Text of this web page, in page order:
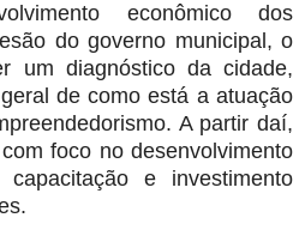
econômico dos
do governo municipal, o
um diagnóstico da cidade,
de como está a atuação
A partir daí,
foco no desenvolvimento
e investimento